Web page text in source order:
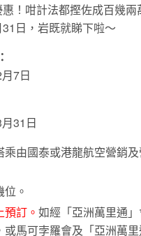
！咁計法都摼佐成百幾兩
日，岩既就睇下啦～
7日
31日
乘由國泰或港龍航空營銷
。
預訂。如經「亞洲萬里通」
馬可孛羅會及「亞洲萬里